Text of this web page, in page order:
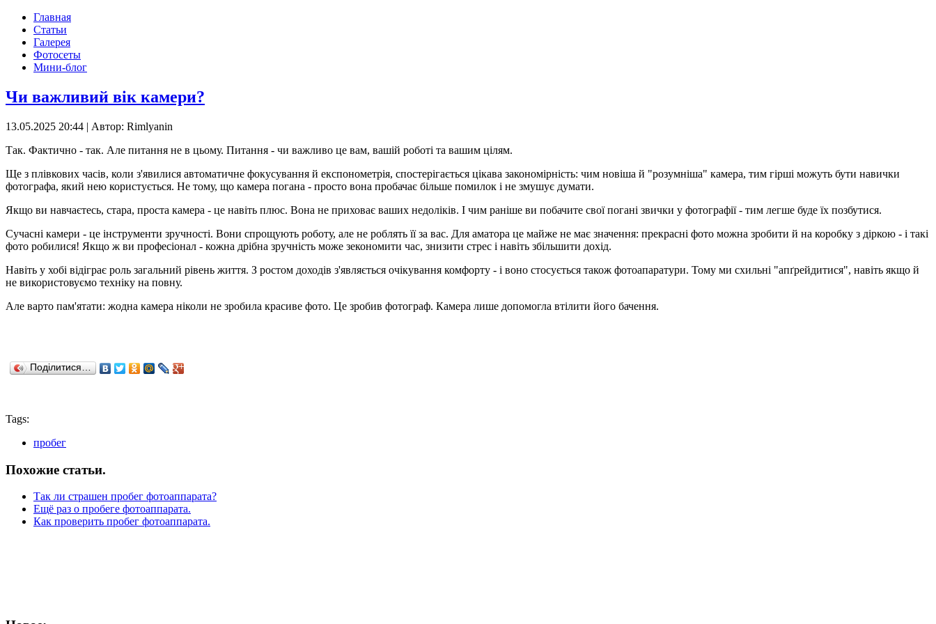
Главная
Статьи
Галерея
Фотосеты
Мини-блог
Чи важливий вік камери?
13.05.2025 20:44 | Автор: Rimlyanin
Так. Фактично - так. Але питання не в цьому. Питання - чи важливо це вам, вашій роботі та вашим цілям.
Ще з плівкових часів, коли з'явилися автоматичне фокусування й експонометрія, спостерігається цікава закономірність: чим новіша й "розумніша" камера, тим гірші можуть бути навички
фотографа, який нею користується. Не тому, що камера погана - просто вона пробачає більше помилок і не змушує думати.
Якщо ви навчаєтесь, стара, проста камера - це навіть плюс. Вона не приховає ваших недоліків. І чим раніше ви побачите свої погані звички у фотографії - тим легше буде їх позбутися.
Сучасні камери - це інструменти зручності. Вони спрощують роботу, але не роблять її за вас. Для аматора це майже не має значення: прекрасні фото можна зробити й на коробку з діркою - і такі
фото робилися! Якщо ж ви професіонал - кожна дрібна зручність може зекономити час, знизити стрес і навіть збільшити дохід.
Навіть у хобі відіграє роль загальний рівень життя. З ростом доходів з'являється очікування комфорту - і воно стосується також фотоапаратури. Тому ми схильні "апґрейдитися", навіть якщо й
не використовуємо техніку на повну.
Але варто пам'ятати: жодна камера ніколи не зробила красиве фото. Це зробив фотограф. Камера лише допомогла втілити його бачення.
Поділитися…
Tags:
пробег
Похожие статьи.
Так ли страшен пробег фотоаппарата?
Ещё раз о пробеге фотоаппарата.
Как проверить пробег фотоаппарата.